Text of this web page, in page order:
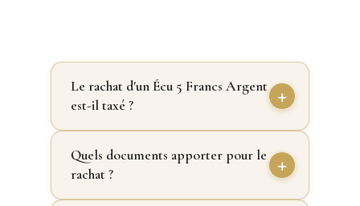
Le rachat d'un Écu 5 Francs Argent
est-il taxé ?
Quels documents apporter pour le
rachat ?